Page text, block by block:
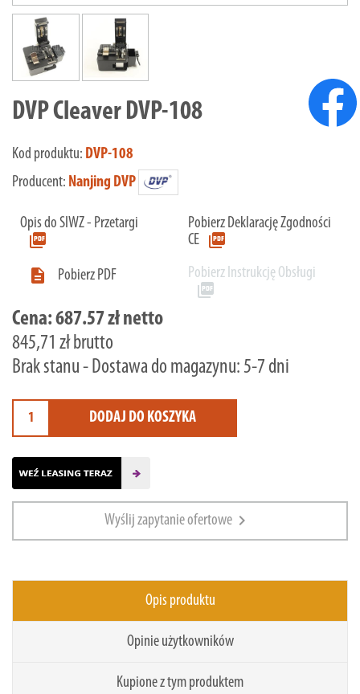
DVP Cleaver DVP-108
Kod produktu: DVP-108
Producent: Nanjing DVP
Opis do SIWZ - Przetargi
picture_as_pdf
Pobierz Deklarację Zgodności
CE picture_as_pdf

Pobierz PDF Pobierz Instrukcję Obsługi
picture_as_pdf
Cena:687.57 zł netto
845,71 zł brutto
Brak stanu - Dostawa do magazynu: 5-7 dni
DODAJ DO KOSZYKA
Wyślij zapytanie ofertowe chevron_right
Opis produktu
Opinie użytkowników
Kupione z tym produktem